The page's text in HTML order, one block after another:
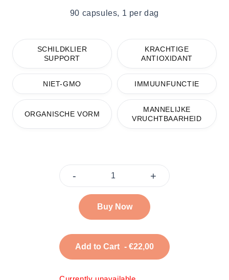
90 capsules, 1 per dag
SCHILDKLIER
SUPPORT
KRACHTIGE
ANTIOXIDANT
NIET-GMO IMMUUNFUNCTIE
ORGANISCHE VORM
MANNELIJKE
VRUCHTBAARHEID
- +
Buy Now
Add to Cart - €22,00